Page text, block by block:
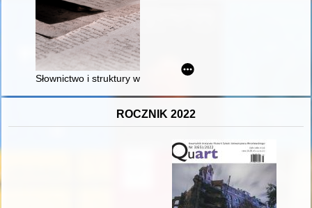
Słownictwo i struktury wartościujące w "Studjach i szkicach
ROCZNIK 2022